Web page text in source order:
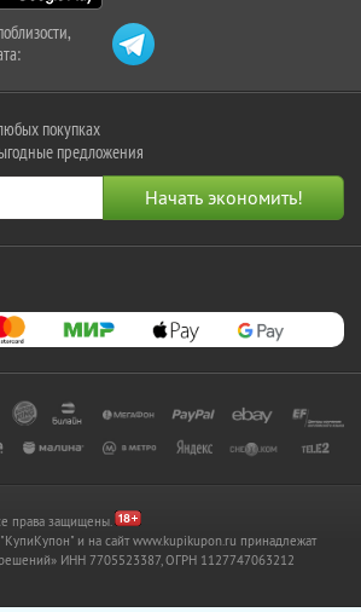
покупках
предложения
права защищены.
и на сайт www.kupikupon.ru принадлежат
ИНН 7705523387, ОГРН 1127747063212